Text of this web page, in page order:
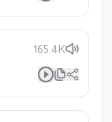
165.4K